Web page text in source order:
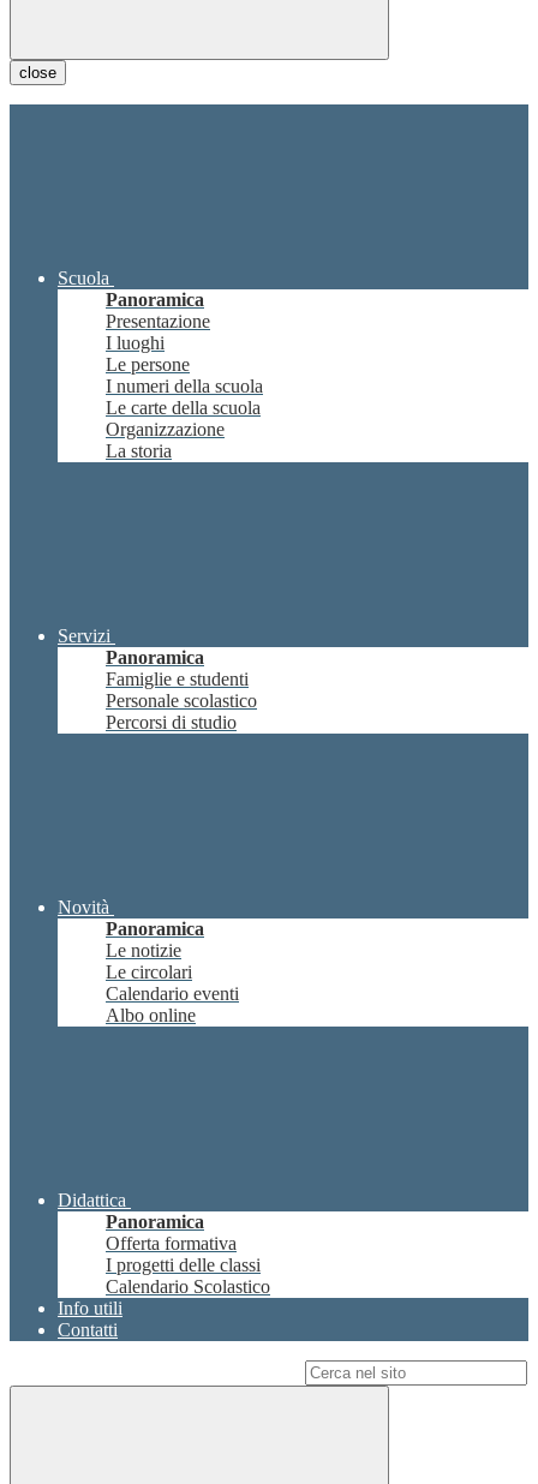
close
Scuola
Panoramica
Presentazione
I luoghi
Le persone
I numeri della scuola
Le carte della scuola
Organizzazione
La storia
Servizi
Panoramica
Famiglie e studenti
Personale scolastico
Percorsi di studio
Novità
Panoramica
Le notizie
Le circolari
Calendario eventi
Albo online
Didattica
Panoramica
Offerta formativa
I progetti delle classi
Calendario Scolastico
Info utili
Contatti